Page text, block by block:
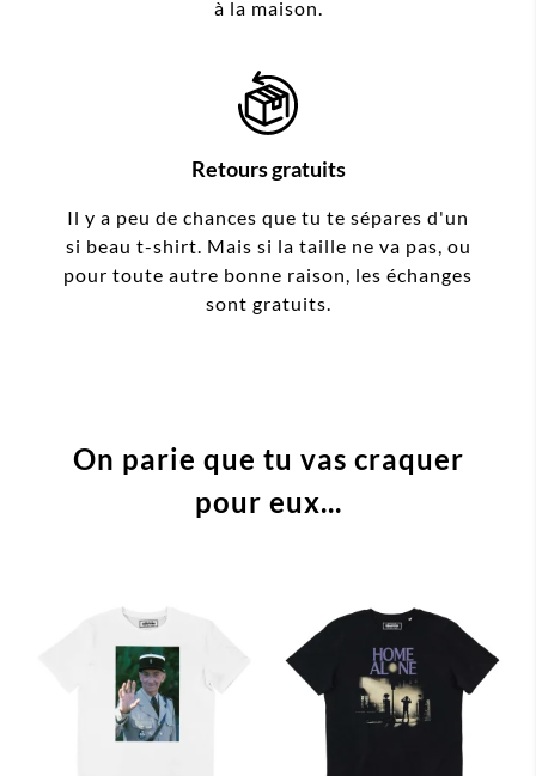
à la maison.
Retours gratuits
Il y a peu de chances que tu te sépares d'un
si beau t-shirt. Mais si la taille ne va pas, ou
pour toute autre bonne raison, les échanges
sont gratuits.
On parie que tu vas craquer
pour eux...